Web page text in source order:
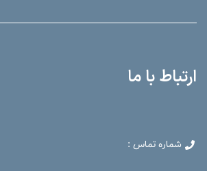
ارتباط با ما
شماره تماس :